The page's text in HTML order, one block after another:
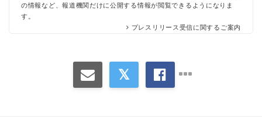
の情報など、報道機関だけに公開する情報が閲覧できるようになりま
す。
プレスリリース受信に関するご案内